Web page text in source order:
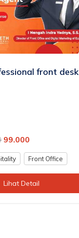
front desk
99.000
Front Office
Lihat Detail